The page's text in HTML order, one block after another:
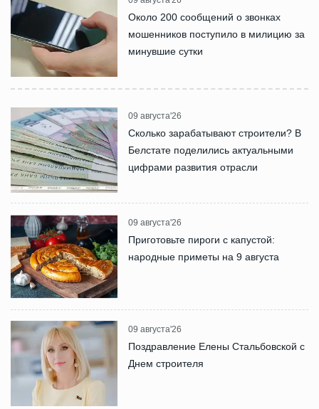
Около 200 сообщений о звонках
мошенников поступило в милицию за
минувшие сутки
09 августа'26
Сколько зарабатывают строители? В
Белстате поделились актуальными
цифрами развития отрасли
09 августа'26
Приготовьте пироги с капустой:
народные приметы на 9 августа
09 августа'26
Поздравление Елены Стальбовской с
Днем строителя